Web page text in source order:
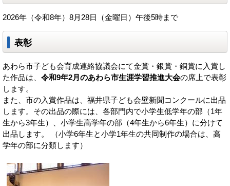
2026年（令和8年）8月28日（金曜日）午後5時まで
表彰
あわら市子ども会育成連絡協議会にて金賞・銀賞・銅賞に入賞し
た作品は、 令和9年2月のあわら市生涯学習推進大会の席上で表彰
します。
また、市の入賞作品は、福井県子ども会壁新聞コンクールに出品
します。その出品の際には、各部門内で小学生低学年の部（1年
生から3年生）、小学生高学年の部（4年生から6年生）に分けて
出品します。 （小学6年生と小学1年生の共同制作の場合は、高
学年の部に分類します）